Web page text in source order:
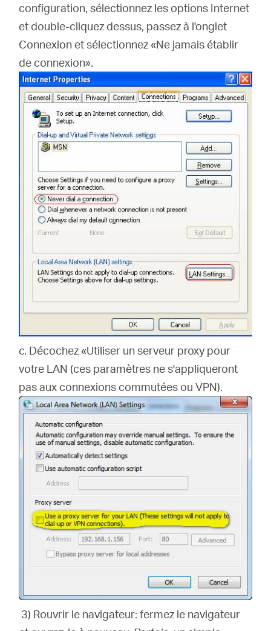
configuration, sélectionnez les options Internet
et double-cliquez dessus, passez à l'onglet
Connexion et sélectionnez «Ne jamais établir
de connexion».
c. Décochez «Utiliser un serveur proxy pour
votre LAN (ces paramètres ne s'appliqueront
pas aux connexions commutées ou VPN).
3) Rouvrir le navigateur: fermez le navigateur